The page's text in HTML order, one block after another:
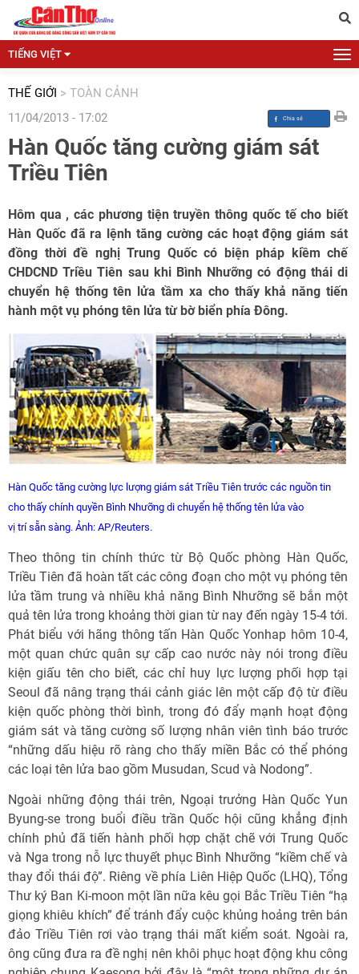
TIẾNG VIỆT
THẾ GIỚI > TOÀN CẢNH
11/04/2013 - 17:02
Hàn Quốc tăng cường giám sát
Triều Tiên
Hôm qua , các phương tiện truyền thông quốc tế cho biết
Hàn Quốc đã ra lệnh tăng cường các hoạt động giám sát
đồng thời đề nghị Trung Quốc có biện pháp kiềm chế
CHDCND Triều Tiên sau khi Bình Nhưỡng có động thái di
chuyển hệ thống tên lửa tầm xa cho thấy khả năng tiến
hành một vụ phóng tên lửa từ bờ biển phía Đông.
Hàn Quốc tăng cường lực lượng giám sát Triều Tiên trước các nguồn tin
cho thấy chính quyền Bình Nhưỡng di chuyển hệ thống tên lửa vào
vị trí sẵn sàng. Ảnh: AP/Reuters.
Theo thông tin chính thức từ Bộ Quốc phòng Hàn Quốc,
Triều Tiên đã hoàn tất các công đoạn cho một vụ phóng tên
lửa tầm trung và nhiều khả năng Bình Nhưỡng sẽ bắn một
quả tên lửa trong khoảng thời gian từ nay đến ngày 15-4 tới.
Phát biểu với hãng thông tấn Hàn Quốc Yonhap hôm 10-4,
một quan chức quân sự cấp cao nước này nói trong điều
kiện giấu tên cho biết, các chỉ huy lực lượng phối hợp tại
Seoul đã nâng trạng thái cảnh giác lên một cấp độ từ điều
kiện quốc phòng thời bình, trong đó đẩy mạnh hoạt động
giám sát và tăng cường số lượng nhân viên tình báo trước
“những dấu hiệu rõ ràng cho thấy miền Bắc có thể phóng
các loại tên lửa bao gồm Musudan, Scud và Nodong”.
Ngoài những động thái trên, Ngoại trưởng Hàn Quốc Yun
Byung-se trong buổi điều trần Quốc hội cũng khẳng định
chính phủ đã tiến hành phối hợp chặt chẽ với Trung Quốc
và Nga trong nỗ lực thuyết phục Bình Nhưỡng “kiềm chế và
thay đổi thái độ”. Riêng về phía Liên Hiệp Quốc (LHQ), Tổng
Thư ký Ban Ki-moon một lần nữa kêu gọi Bắc Triều Tiên “hạ
giọng khiêu khích” để tránh đẩy cuộc khủng hoảng trên bán
đảo Triều Tiên rơi vào trạng thái mất kiểm soát. Ngoài ra,
ông cũng đưa ra đề nghị nên khôi phục hoạt động khu công